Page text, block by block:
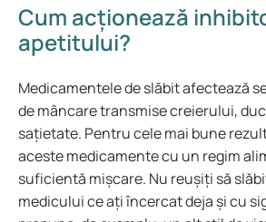
Cum acționează
apetitului?
Medicamentele de slăbit afectează
de mâncare transmise creierului,
sațietate. Pentru cele mai bune
aceste medicamente cu un regim
suficientă mișcare. Nu reușiți să
medicului ce ați încercat deja și cu